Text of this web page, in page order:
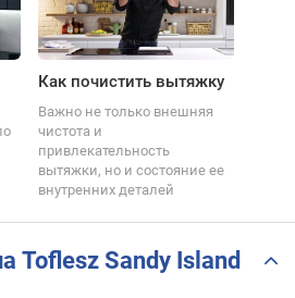
Как почистить вытяжку
Важно не только внешняя
чистота и
привлекательность
вытяжки, но и состояние ее
внутренних деталей
Toflesz Sandy Island